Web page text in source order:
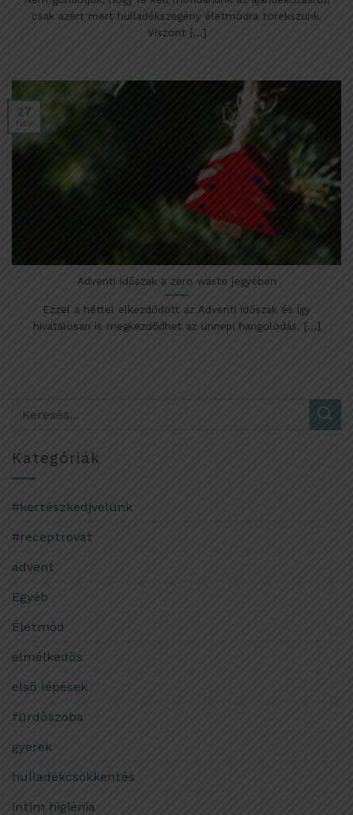
csak azért mert hulladékszegény életmódra törekszünk.
Viszont [...]
Adventi időszak a zero waste jegyében
Ezzel a héttel elkezdődött az Adventi időszak és így
hivatalosan is megkezdődhet az ünnepi hangolódás. [...]
27
nov
Kategóriák
#kertészkedjvelünk
#receptrovat
advent
Egyéb
Életmód
elmélkedős
első lépések
fürdőszoba
gyerek
hulladékcsökkentés
intim higiénia